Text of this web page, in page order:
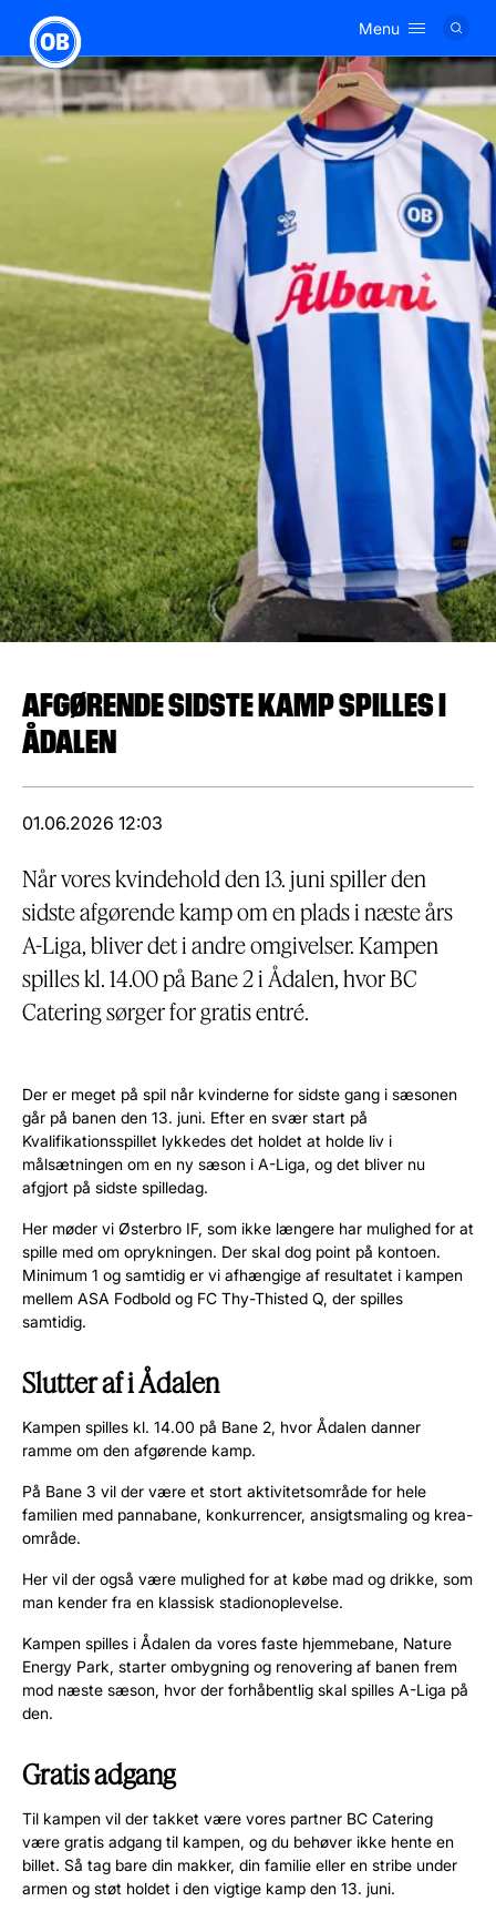
Logo
Menu
AFGØRENDE SIDSTE KAMP SPILLES I
ÅDALEN
01.06.2026 12:03
Når vores kvindehold den 13. juni spiller den
sidste afgørende kamp om en plads i næste års
A-Liga, bliver det i andre omgivelser. Kampen
spilles kl. 14.00 på Bane 2 i Ådalen, hvor BC
Catering sørger for gratis entré.
Der er meget på spil når kvinderne for sidste gang i sæsonen
går på banen den 13. juni. Efter en svær start på
Kvalifikationsspillet lykkedes det holdet at holde liv i
målsætningen om en ny sæson i A-Liga, og det bliver nu
afgjort på sidste spilledag.
Her møder vi Østerbro IF, som ikke længere har mulighed for at
spille med om oprykningen. Der skal dog point på kontoen.
Minimum 1 og samtidig er vi afhængige af resultatet i kampen
mellem ASA Fodbold og FC Thy-Thisted Q, der spilles
samtidig.
Slutter af i Ådalen
Kampen spilles kl. 14.00 på Bane 2, hvor Ådalen danner
ramme om den afgørende kamp.
På Bane 3 vil der være et stort aktivitetsområde for hele
familien med pannabane, konkurrencer, ansigtsmaling og krea-
område.
Her vil der også være mulighed for at købe mad og drikke, som
man kender fra en klassisk stadionoplevelse.
Kampen spilles i Ådalen da vores faste hjemmebane, Nature
Energy Park, starter ombygning og renovering af banen frem
mod næste sæson, hvor der forhåbentlig skal spilles A-Liga på
den.
Gratis adgang
Til kampen vil der takket være vores partner BC Catering
være gratis adgang til kampen, og du behøver ikke hente en
billet. Så tag bare din makker, din familie eller en stribe under
armen og støt holdet i den vigtige kamp den 13. juni.